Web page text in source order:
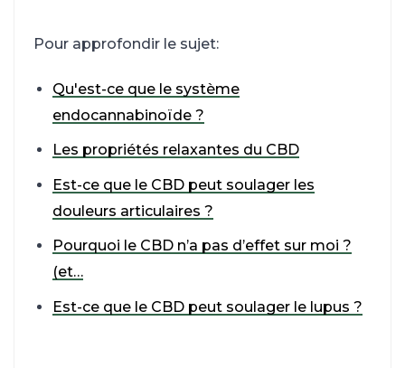
Pour approfondir le sujet:
Qu'est-ce que le système
endocannabinoïde ?
Les propriétés relaxantes du CBD
Est-ce que le CBD peut soulager les
douleurs articulaires ?
Pourquoi le CBD n’a pas d’effet sur moi ?
(et…
Est-ce que le CBD peut soulager le lupus ?